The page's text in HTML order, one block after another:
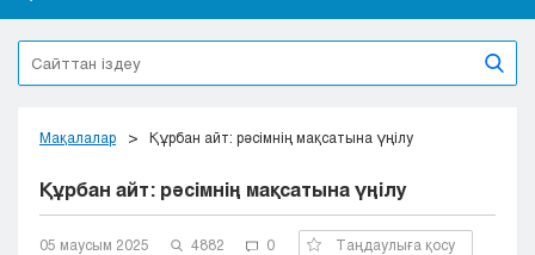
Астана
Алматы
Актобе
Жезказган
Караганда
Кокшетау
Мақалалар Құрбан айт: рәсімнің мақсатына үңілу
Құрбан айт: рәсімнің мақсатына үңілу
05 маусым 2025 4882 0 Таңдаулыға қосу